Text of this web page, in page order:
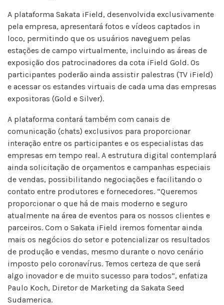
A plataforma Sakata iField, desenvolvida exclusivamente
pela empresa, apresentará fotos e vídeos captados in
loco, permitindo que os usuários naveguem pelas
estações de campo virtualmente, incluindo as áreas de
exposição dos patrocinadores da cota iField Gold. Os
participantes poderão ainda assistir palestras (TV iField)
e acessar os estandes virtuais de cada uma das empresas
expositoras (Gold e Silver).
A plataforma contará também com canais de
comunicação (chats) exclusivos para proporcionar
interação entre os participantes e os especialistas das
empresas em tempo real. A estrutura digital contemplará
ainda solicitação de orçamentos e campanhas especiais
de vendas, possibilitando negociações e facilitando o
contato entre produtores e fornecedores. “Queremos
proporcionar o que há de mais moderno e seguro
atualmente na área de eventos para os nossos clientes e
parceiros. Com o Sakata iField iremos fomentar ainda
mais os negócios do setor e potencializar os resultados
de produção e vendas, mesmo durante o novo cenário
imposto pelo coronavírus. Temos certeza de que será
algo inovador e de muito sucesso para todos”, enfatiza
Paulo Koch, Diretor de Marketing da Sakata Seed
Sudamerica.